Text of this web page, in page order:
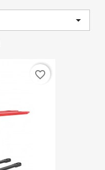

favorite_border